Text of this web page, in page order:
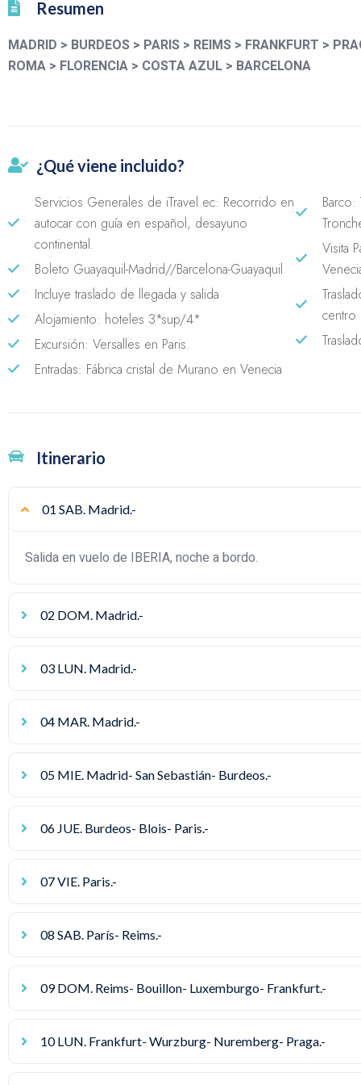
Resumen
MADRID > BURDEOS > PARIS > REIMS > FRANKFURT >
ROMA > FLORENCIA > COSTA AZUL > BARCELONA
¿Qué viene incluido?
Servicios Generales de iTravel.ec: Recorrido en
autocar con guía en español, desayuno
continental.
Boleto Guayaquil-Madrid//Barcelona-Guayaquil
Incluye traslado de llegada y salida
Alojamiento: hoteles 3*sup/4*
Excursión: Versalles en Paris.
Entradas: Fábrica cristal de Murano en Venecia
Visita
centro
Itinerario
01 SAB. Madrid.-
Salida en vuelo de IBERIA, noche a bordo.
02 DOM. Madrid.-
03 LUN. Madrid.-
04 MAR. Madrid.-
05 MIE. Madrid- San Sebastián- Burdeos.-
06 JUE. Burdeos- Blois- Paris.-
07 VIE. Paris.-
08 SAB. París- Reims.-
09 DOM. Reims- Bouillon- Luxemburgo- Frankfurt.-
10 LUN. Frankfurt- Wurzburg- Nuremberg- Praga.-